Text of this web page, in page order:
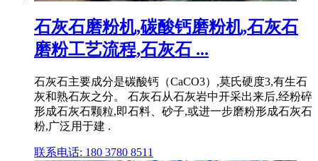
石灰石磨粉机,碳酸钙磨粉机,石灰石
磨粉工艺流程,石灰石 ...
石灰石主要成分是碳酸钙（CaCO3）,莫氏硬度3,有生石
灰和熟石灰之分。 石灰石从石灰岩中开采出来后,经粉碎
形成石灰石颗粒,即石料、砂子,或进一步磨粉形成石灰石
粉,广泛用于建 .
联系电话: 180 3780 8511